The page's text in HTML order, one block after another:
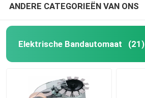
ANDERE CATEGORIEËN VAN ONS
Elektrische Bandautomaat (21)